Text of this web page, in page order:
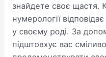
знайдете своє щастя.
нумерології
у своєму роді. За
підштовхує вас